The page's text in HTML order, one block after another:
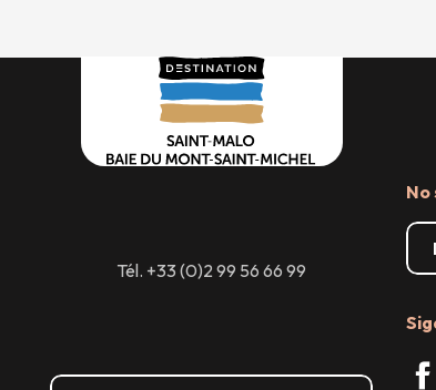
Tél. +33 (0)2 99 56 66 99
No